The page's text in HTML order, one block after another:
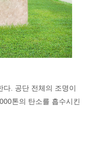
. 공단 전체의 조명이
톤의 탄소를 흡수시킨